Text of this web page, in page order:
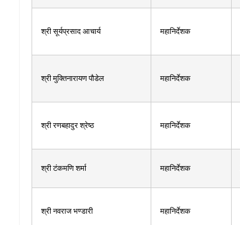
श्री सूर्यप्रसाद आचार्य महानिर्देशक
श्री मुक्तिनारायण पौडेल महानिर्देशक
श्री रणबहादुर श्रेष्ठ महानिर्देशक
श्री टंकमणि शर्मा महानिर्देशक
श्री नवराज भण्डारी महानिर्देशक